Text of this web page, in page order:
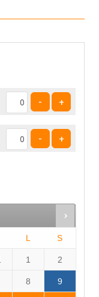
- +
- +
L S
1 2
8 9